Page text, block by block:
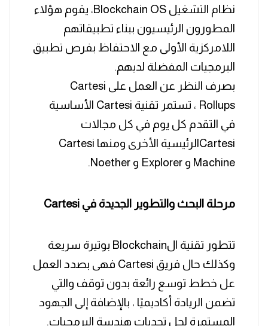
نظام التشغيل Blockchain OS، يقوم هؤلاء
المطورون الرئيسيون ببناء تطبيقاتهم
اللامركزية الأولى مع الاحتفاظ بفرص تطبيق
البرمجيات المفضلة لديهم.
بصرف النظر عن العمل على Cartesi
Rollups ، تستمر تقنية Cartesi الأساسية
في التقدم كل يوم في كل مجالات
Cartesiالرئيسية الأخرى ومنها Cartesi
Machine و Explorer و Noether.
مرحلة البحث والتطوير الجديدة في Cartesi
تتطور تقنية الBlockchain بوتيرة سريعة
وكذلك حال فريق Cartesi فهى بصدد العمل
عل خطط توسع رائعة بدون توقف والتي
تضمن الريادة أكاديميًا ، بالإضافة إلى الجهود
المستمرة لحل تحديات هندسة البرمجيات.